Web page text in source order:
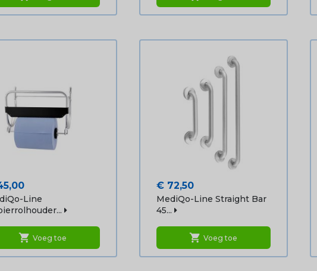
Line
shopping_cart Voeg toe
Prijs
€ 72,50
MediQo-Line Straight Bar
45...
shopping_cart Voeg toe